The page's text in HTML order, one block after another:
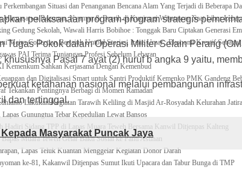
Situasi dan Penanganan Bencana Alam Yang Terjadi di Beberapa
Margasatwa Ragunan, Nyaman & Bersih di Kunjungi Wisatawan Saat Libur
Gedung Sekolah, Wawali Harris Bobihoe : Tonggak Baru Ciptakan Generasi
Meiro Collection Bertajuk Untold Stories, Irene Umar : Ekonomi Kreatif
PAI Terima Tunjangan Profesi Sebelum Lebaran
Kemenkum Sahkan Kerjasama Dengan Kemenbud
dan Digitalisasi Smart untuk Santri Produktif Kemenko PMK Gandeng
Tekankan Pentingnya Berbagi di Momen Ramadan
Lakukan Kegiatan Tarawih Keliling di Masjid Ar-Rosyadah Kelurahan
Gunungtua Tebar Kepedulian Lewat Bansos
Hadiri Sidang TPP di Lapas Muara Teweh Bersama Kanwil Ditjenpas Kalteng
Muara Teweh Gelar Bakti Sosial ke Panti Asuhan
Lapas Teluk Kuantan Menggelar Kegiatan Donor Darah
ke-81, Kakanwil Ditjenpas Sumut Ikuti Upacara dan Tabur Bunga di TMP
pelaksanaan program-program strategis
Pokok dalam Operasi Militer Selain Perang
Pasal 7 ayat (2) huruf b angka 9 yaitu,
ketahanan nasional melalui pembangunan
dan tertinggal.
Masyarakat Puncak Jaya